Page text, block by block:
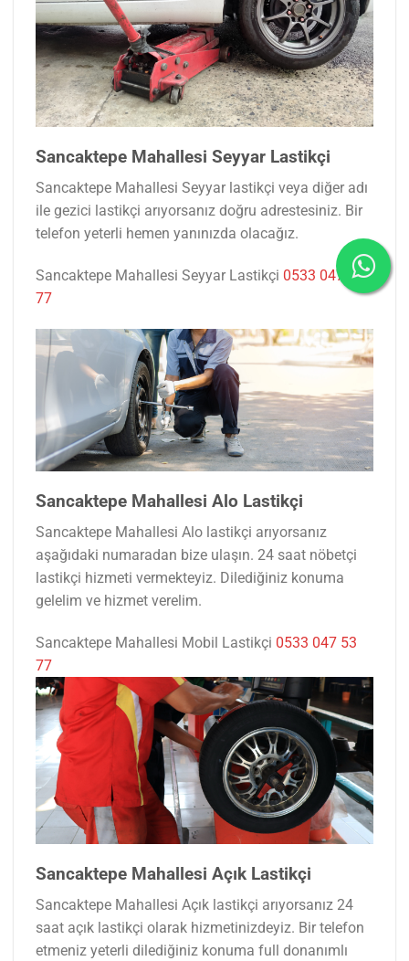
Sancaktepe Mahallesi Seyyar Lastikçi
Sancaktepe Mahallesi Seyyar lastikçi veya diğer adı
ile gezici lastikçi arıyorsanız doğru adrestesiniz. Bir
telefon yeterli hemen yanınızda olacağız.
Sancaktepe Mahallesi Seyyar Lastikçi 0533 047 53
77
Sancaktepe Mahallesi Alo Lastikçi
Sancaktepe Mahallesi Alo lastikçi arıyorsanız
aşağıdaki numaradan bize ulaşın. 24 saat nöbetçi
lastikçi hizmeti vermekteyiz. Dilediğiniz konuma
gelelim ve hizmet verelim.
Sancaktepe Mahallesi Mobil Lastikçi 0533 047 53
77
Sancaktepe Mahallesi Açık Lastikçi
Sancaktepe Mahallesi Açık lastikçi arıyorsanız 24
saat açık lastikçi olarak hizmetinizdeyiz. Bir telefon
etmeniz yeterli dilediğiniz konuma full donanımlı